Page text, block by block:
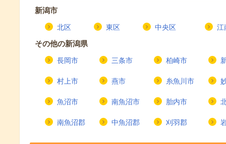
新潟市
北区 東区 中央区 江
その他の新潟県
長岡市 三条市 柏崎市
村上市 燕市 糸魚川市
魚沼市 南魚沼市 胎内市
南魚沼郡 中魚沼郡 刈羽郡